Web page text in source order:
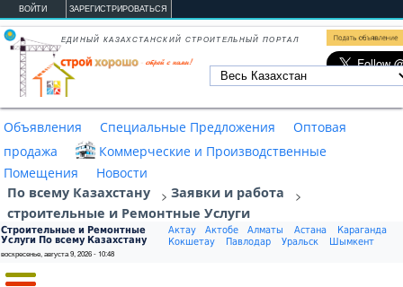
Перейти к основному содержанию
ВОЙТИ ЗАРЕГИСТРИРОВАТЬСЯ
ЕДИНЫЙ КАЗАХСТАНСКИЙ СТРОИТЕЛЬНЫЙ ПОРТАЛ
Объявления Специальные Предложения
Оптовая
продажа
Коммерческие и Производственные
Помещения
Новости
По всему Казахстану
> Заявки и работа
>
cтроительные и Ремонтные Услуги
Cтроительные и Ремонтные
Услуги По всему Казахстану
Актау Актобе Алматы Астана
Караганда
Кокшетау
Павлодар Уральск Шымкент
воскресенье, августа 9, 2026 - 10:48